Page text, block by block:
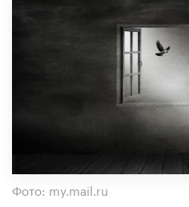
Фото: my.mail.ru